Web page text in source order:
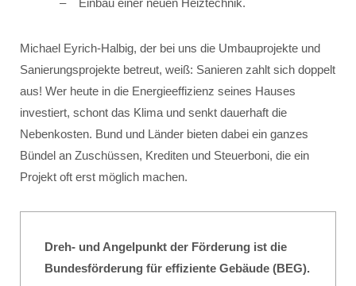
Einbau einer neuen Heiztechnik.
Michael Eyrich-Halbig, der bei uns die Umbauprojekte und
Sanierungsprojekte betreut, weiß: Sanieren zahlt sich doppelt
aus! Wer heute in die Energieeffizienz seines Hauses
investiert, schont das Klima und senkt dauerhaft die
Nebenkosten. Bund und Länder bieten dabei ein ganzes
Bündel an Zuschüssen, Krediten und Steuerboni, die ein
Projekt oft erst möglich machen.
Dreh- und Angelpunkt der Förderung ist die
Bundesförderung für effiziente Gebäude (BEG).